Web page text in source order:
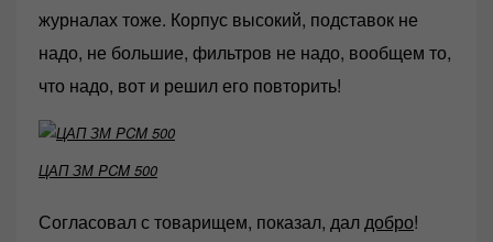
журналах тоже. Корпус высокий, подставок не
надо, не большие, фильтров не надо, вообщем то,
что надо, вот и решил его повторить!
ЦАП ЗМ PCM 500
Согласовал с товарищем, показал, далдобро!